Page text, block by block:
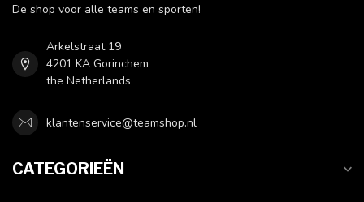
De shop voor alle teams en sporten!
Arkelstraat 19
4201 KA Gorinchem
the Netherlands
klantenservice@teamshop.nl
CATEGORIEËN